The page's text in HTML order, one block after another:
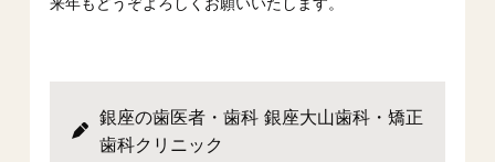
銀座の歯医者・歯科 銀座大山歯科・矯正
歯科クリニック